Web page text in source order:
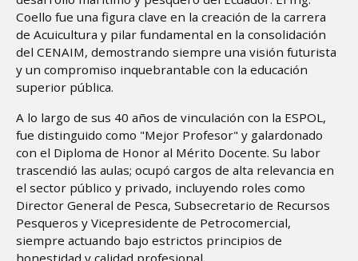
Coello fue una figura clave en la creación de la carrera
de Acuicultura y pilar fundamental en la consolidación
del CENAIM, demostrando siempre una visión futurista
y un compromiso inquebrantable con la educación
superior pública.
A lo largo de sus 40 años de vinculación con la ESPOL,
fue distinguido como "Mejor Profesor" y galardonado
con el Diploma de Honor al Mérito Docente. Su labor
trascendió las aulas; ocupó cargos de alta relevancia en
el sector público y privado, incluyendo roles como
Director General de Pesca, Subsecretario de Recursos
Pesqueros y Vicepresidente de Petrocomercial,
siempre actuando bajo estrictos principios de
honestidad y calidad profesional.